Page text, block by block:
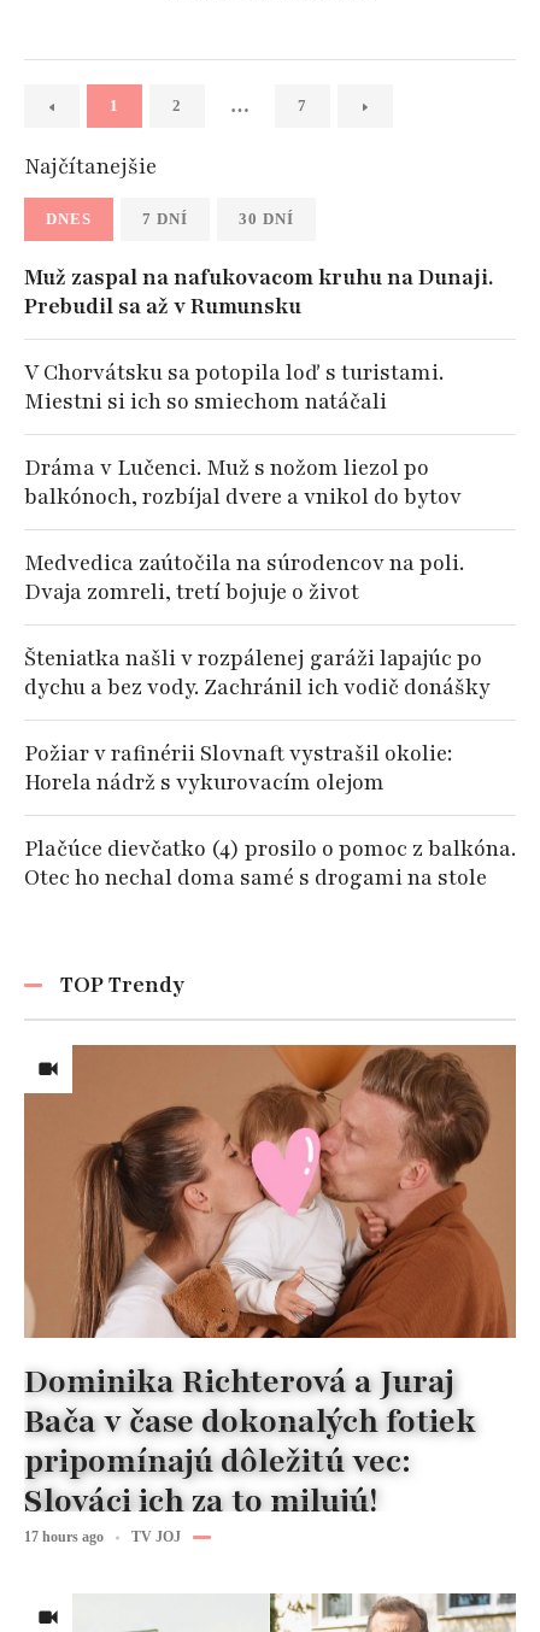
1 2 … 7
Najčítanejšie
DNES 7 DNÍ 30 DNÍ
Muž zaspal na nafukovacom kruhu na Dunaji.
Prebudil sa až v Rumunsku
V Chorvátsku sa potopila loď s turistami.
Miestni si ich so smiechom natáčali
Dráma v Lučenci. Muž s nožom liezol po
balkónoch, rozbíjal dvere a vnikol do bytov
Medvedica zaútočila na súrodencov na poli.
Dvaja zomreli, tretí bojuje o život
Šteniatka našli v rozpálenej garáži lapajúc po
dychu a bez vody. Zachránil ich vodič donášky
Požiar v rafinérii Slovnaft vystrašil okolie:
Horela nádrž s vykurovacím olejom
Plačúce dievčatko (4) prosilo o pomoc z balkóna.
Otec ho nechal doma samé s drogami na stole
TOP Trendy
Dominika Richterová a Juraj
Bača v čase dokonalých fotiek
pripomínajú dôležitú vec:
Slováci ich za to milujú!
17 hours ago TV JOJ